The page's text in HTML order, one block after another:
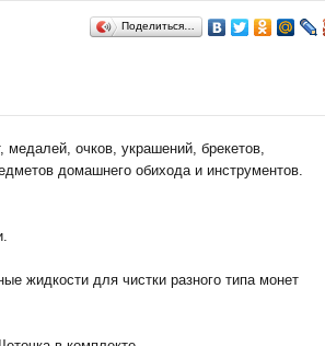
Поделиться…
очков, украшений, брекетов,
домашнего обихода и инструментов.
жидкости для чистки разного типа монет